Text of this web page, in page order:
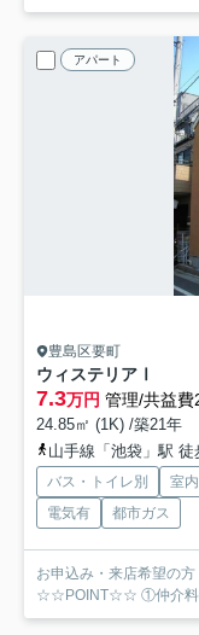
アパート
豊島区要町
ウィステリアⅠ
7.3万円 管理/共益費
24.85㎡ (1K) /築21年
山手線「池袋」駅 徒
バス・トイレ別 室
電気有
都市ガス
お申込み・来店希望の
☆☆POINT☆☆ ①仲介料